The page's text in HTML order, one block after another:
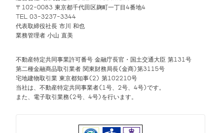
〒102-0083 東京都千代田区麹町一丁目4番地4
TEL 03-3237-3344
代表取締役社長 市川 和也
業務管理者 小山 直美
不動産特定共同事業許可番号 金融庁長官・国土交通大臣 第131号
第二種金融商品取引業者 関東財務局長(金商)第3115号
宅地建物取引業 東京都知事(2) 第102210号
当社は、不動産特定共同事業者(1号、2号、4号)です。
また、電子取引業務(2号、4号)を行います。